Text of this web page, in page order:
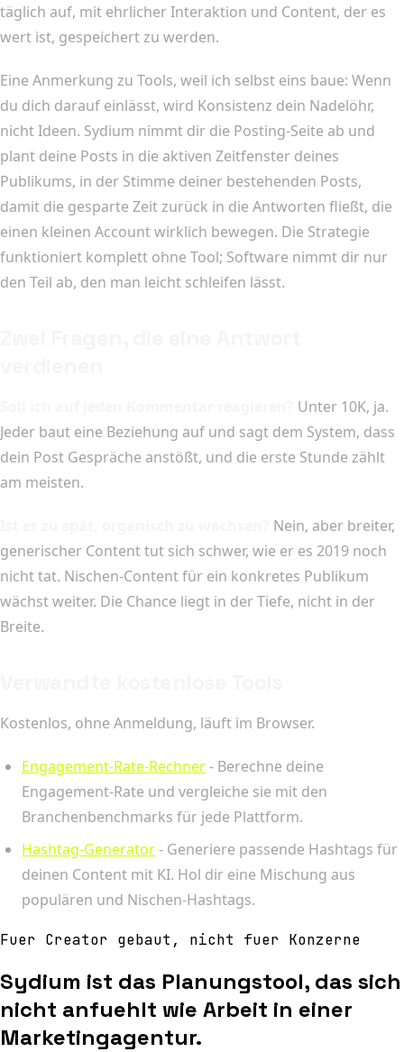
täglich auf, mit ehrlicher Interaktion und Content, der es
wert ist, gespeichert zu werden.
Eine Anmerkung zu Tools, weil ich selbst eins baue: Wenn
du dich darauf einlässt, wird Konsistenz dein Nadelöhr,
nicht Ideen. Sydium nimmt dir die Posting-Seite ab und
plant deine Posts in die aktiven Zeitfenster deines
Publikums, in der Stimme deiner bestehenden Posts,
damit die gesparte Zeit zurück in die Antworten fließt, die
einen kleinen Account wirklich bewegen. Die Strategie
funktioniert komplett ohne Tool; Software nimmt dir nur
den Teil ab, den man leicht schleifen lässt.
Unter 10K, ja.
Jeder baut eine Beziehung auf und sagt dem System, dass
dein Post Gespräche anstößt, und die erste Stunde zählt
am meisten.
Nein, aber breiter,
generischer Content tut sich schwer, wie er es 2019 noch
nicht tat. Nischen-Content für ein konkretes Publikum
wächst weiter. Die Chance liegt in der Tiefe, nicht in der
Breite.
Kostenlos, ohne Anmeldung, läuft im Browser.
Engagement-Rate-Rechner- Berechne deine
Engagement-Rate und vergleiche sie mit den
Branchenbenchmarks für jede Plattform.
Hashtag-Generator- Generiere passende Hashtags für
deinen Content mit KI. Hol dir eine Mischung aus
populären und Nischen-Hashtags.
Fuer Creator gebaut, nicht fuer Konzerne
Sydium ist das Planungstool, das sich
nicht anfuehlt wie Arbeit in einer
Marketingagentur.